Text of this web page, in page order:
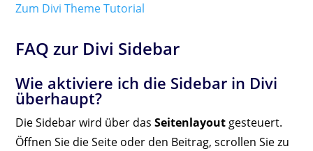
Zum Divi Theme Tutorial
FAQ zur Divi Sidebar
Wie aktiviere ich die Sidebar in Divi
überhaupt?
Die Sidebar wird über dasSeitenlayoutgesteuert.
Öffnen Sie die Seite oder den Beitrag, scrollen Sie zu